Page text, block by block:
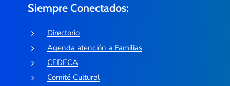
Siempre Conectados:
Directorio
Agenda atención a Familias
CEDECA
Comité Cultural